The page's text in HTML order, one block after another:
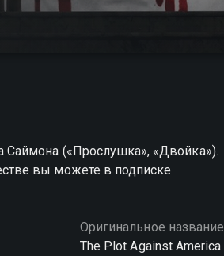
(«Прослушка», «Двойка»).
вы можете в подписке
Оригинальное название
The Plot Against America